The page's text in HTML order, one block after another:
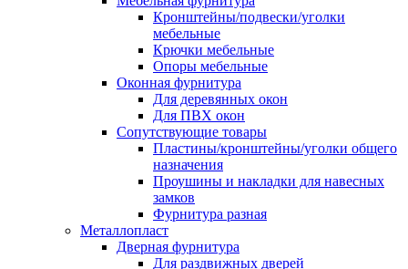
Кронштейны/подвески/уголки
мебельные
Крючки мебельные
Опоры мебельные
Оконная фурнитура
Для деревянных окон
Для ПВХ окон
Сопутствующие товары
Пластины/кронштейны/уголки общего
назначения
Проушины и накладки для навесных
замков
Фурнитура разная
Металлопласт
Дверная фурнитура
Для раздвижных дверей